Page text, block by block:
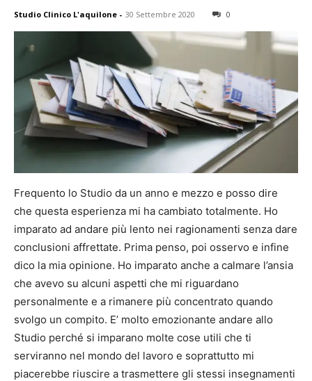
Studio Clinico L'aquilone - 30 Settembre 2020 0
Frequento lo Studio da un anno e mezzo e posso dire
che questa esperienza mi ha cambiato totalmente. Ho
imparato ad andare più lento nei ragionamenti senza dare
conclusioni affrettate. Prima penso, poi osservo e infine
dico la mia opinione. Ho imparato anche a calmare l’ansia
che avevo su alcuni aspetti che mi riguardano
personalmente e a rimanere più concentrato quando
svolgo un compito. E’ molto emozionante andare allo
Studio perché si imparano molte cose utili che ti
serviranno nel mondo del lavoro e soprattutto mi
piacerebbe riuscire a trasmettere gli stessi insegnamenti